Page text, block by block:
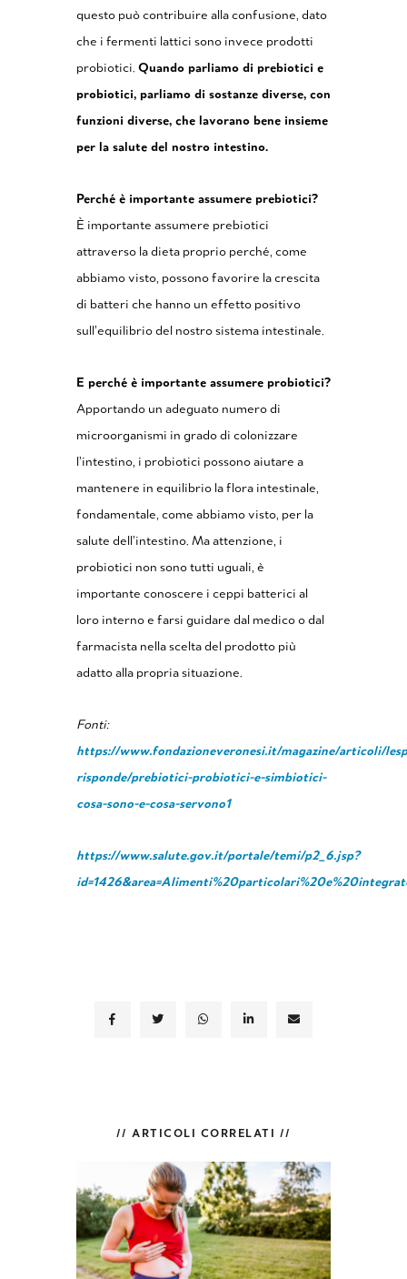
questo può contribuire alla confusione, dato
che i fermenti lattici sono invece prodotti
probiotici. Quando parliamo di prebiotici e
probiotici, parliamo di sostanze diverse, con
funzioni diverse, che lavorano bene insieme
per la salute del nostro intestino.
Perché è importante assumere prebiotici?
È importante assumere prebiotici
attraverso la dieta proprio perché, come
abbiamo visto, possono favorire la crescita
di batteri che hanno un effetto positivo
sull’equilibrio del nostro sistema intestinale.
E perché è importante assumere probiotici?
Apportando un adeguato numero di
microorganismi in grado di colonizzare
l’intestino, i probiotici possono aiutare a
mantenere in equilibrio la flora intestinale,
fondamentale, come abbiamo visto, per la
salute dell’intestino. Ma attenzione, i
probiotici non sono tutti uguali, è
importante conoscere i ceppi batterici al
loro interno e farsi guidare dal medico o dal
farmacista nella scelta del prodotto più
adatto alla propria situazione.
Fonti:
https://www.fondazioneveronesi.it/magazine/articoli/
risponde/prebiotici-probiotici-e-simbiotici-
cosa-sono-e-cosa-servono1
https://www.salute.gov.it/portale/temi/p2_6.jsp?
// ARTICOLI CORRELATI //